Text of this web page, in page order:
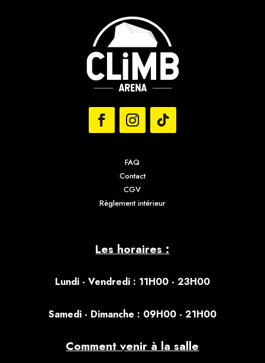
FAQ
Contact
CGV
Règlement intérieur
Les horaires :
Lundi - Vendredi : 11H00 - 23H00
Samedi - Dimanche : 09H00 - 21H00
Comment venir à la salle